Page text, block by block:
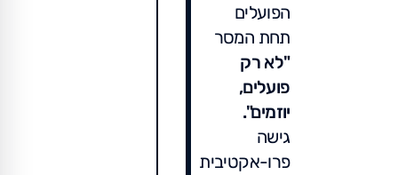
הפועלים
תחת המסר
"לא רק
פועלים,
יוזמים".
גישה
פרו-אקטיבית